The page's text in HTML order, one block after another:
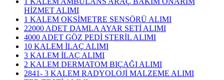
HİZMET ALIMI
1 KALEM OKSİMETRE SENSÖRÜ ALIMI
22000 ADET DAMLA AYAR SETİ ALIMI
4000 ADET GÖZ PEDİ STERİL ALIMI
10 KALEM İLAÇ ALIMI
3 KALEM İLAÇ ALIMI
2 KALEM DERMATOM BIÇAĞI ALIMI
2841- 3 KALEM RADYOLOJİ MALZEME ALIMI